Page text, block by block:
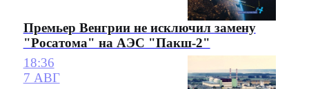
Премьер Венгрии не исключил замену
"Росатома" на АЭС "Пакш-2"
18:36
7 АВГ